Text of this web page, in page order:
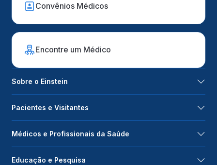
Convênios Médicos
Encontre um Médico
Sobre o Einstein
Pacientes e Visitantes
Médicos e Profissionais da Saúde
Educação e Pesquisa